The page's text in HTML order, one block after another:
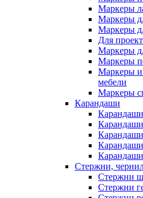
Маркеры
Маркеры
Маркеры
Для
Маркеры
Маркеры
Маркеры и
мебели
Маркеры
Карандаши
Стержни,
Стержни
Стержни